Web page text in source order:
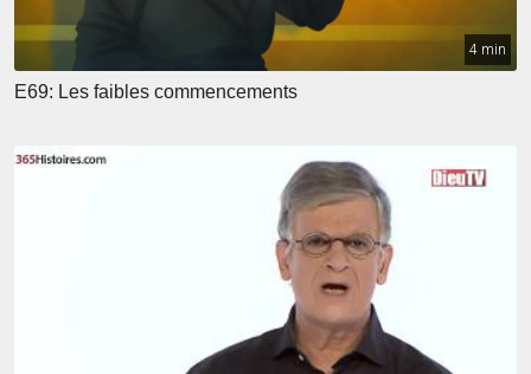
4 min
E69: Les faibles commencements